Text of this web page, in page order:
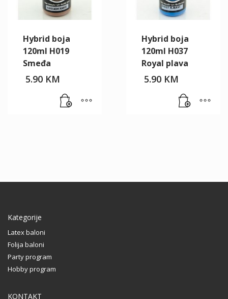
Hybrid boja
120ml H019
Smeđa
5.90 KM
Hybrid boja
120ml H037
Royal plava
5.90 KM
Kategorije
Latex baloni
Folija baloni
Party program
Hobby program
KONTAKT